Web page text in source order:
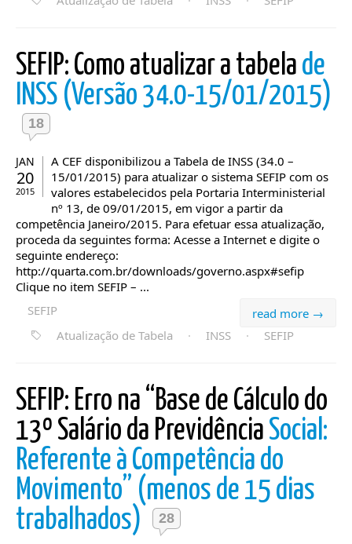
SEFIP: Como atualizar a tabela de
INSS (Versão 34.0-15/01/2015)
18
JAN
20
2015
A CEF disponibilizou a Tabela de INSS (34.0 –
15/01/2015) para atualizar o sistema SEFIP com os
valores estabelecidos pela Portaria Interministerial
nº 13, de 09/01/2015, em vigor a partir da
competência Janeiro/2015. Para efetuar essa atualização,
proceda da seguintes forma: Acesse a Internet e digite o
seguinte endereço:
http://quarta.com.br/downloads/governo.aspx#sefip
Clique no item SEFIP – ...
read more →
SEFIP
Atualização de Tabela
· INSS · SEFIP
SEFIP: Erro na “Base de Cálculo do
13º Salário da Previdência Social:
Referente à Competência do
Movimento” (menos de 15 dias
trabalhados)
28